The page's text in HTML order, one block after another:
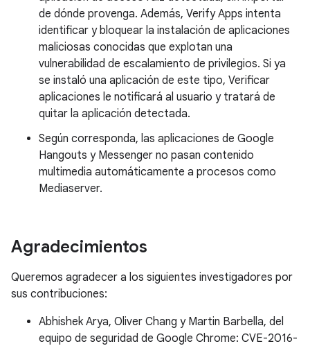
de dónde provenga. Además, Verify Apps intenta
identificar y bloquear la instalación de aplicaciones
maliciosas conocidas que explotan una
vulnerabilidad de escalamiento de privilegios. Si ya
se instaló una aplicación de este tipo, Verificar
aplicaciones le notificará al usuario y tratará de
quitar la aplicación detectada.
Según corresponda, las aplicaciones de Google
Hangouts y Messenger no pasan contenido
multimedia automáticamente a procesos como
Mediaserver.
Agradecimientos
Queremos agradecer a los siguientes investigadores por
sus contribuciones:
Abhishek Arya, Oliver Chang y Martin Barbella, del
equipo de seguridad de Google Chrome: CVE-2016-